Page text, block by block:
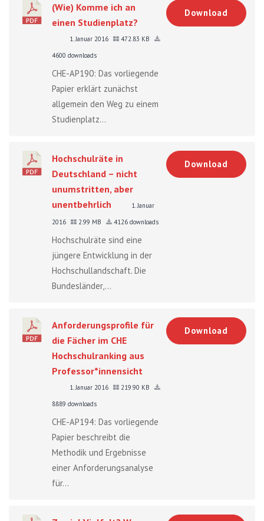
(Wie) Komme ich an
einen Studienplatz?
1. Januar 2016
472.83 KB
4600 downloads
CHE-AP190: Das vorliegende
Papier erklärt zunächst
allgemein den Weg zu einem
Studienplatz...
Download
Hochschulräte in
Deutschland – nicht
unumstritten, aber
unentbehrlich
1. Januar
2016
2.99 MB 4126 downloads
Hochschulräte sind eine
jüngere Entwicklung in der
Hochschullandschaft. Die
Bundesländer,...
Download
Anforderungsprofile für
die Fächer im CHE
Hochschulranking aus
Professor*innensicht
1. Januar 2016
219.90 KB
8889 downloads
CHE-AP194: Das vorliegende
Papier beschreibt die
Methodik und Ergebnisse
einer Anforderungsanalyse
für...
Download